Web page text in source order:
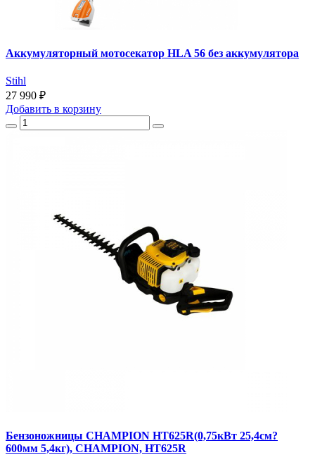
Аккумуляторный мотосекатор HLA 56 без аккумулятора
Stihl
27 990 ₽
Добавить в корзину
Бензоножницы CHAMPION HT625R(0,75кВт 25,4см?
600мм 5,4кг), CHAMPION, HT625R